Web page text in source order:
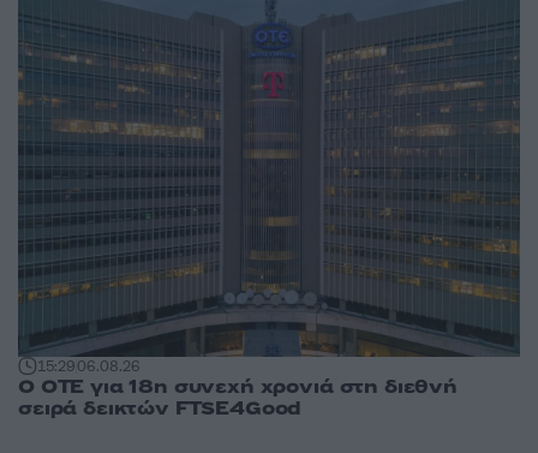
15:2906.08.26
Ο ΟΤΕ για 18η συνεχή χρονιά στη διεθνή
σειρά δεικτών FTSE4Good